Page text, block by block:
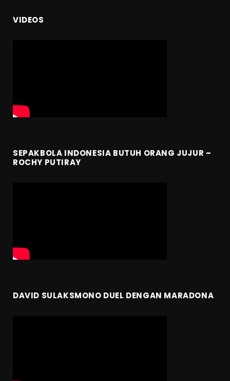
VIDEOS
SEPAKBOLA INDONESIA BUTUH ORANG JUJUR –
ROCHY PUTIRAY
DAVID SULAKSMONO DUEL DENGAN MARADONA